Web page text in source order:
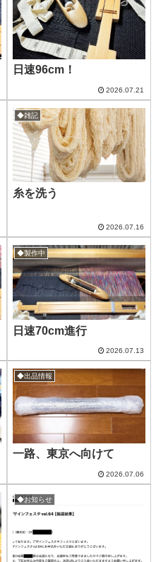
日速96cm！
2026.07.21
◆雑記
糸を洗う
2026.07.16
◆製作中
日速70cm進行
2026.07.13
◆出品情報
一路、東京へ向けて
2026.07.06
◆お知らせ